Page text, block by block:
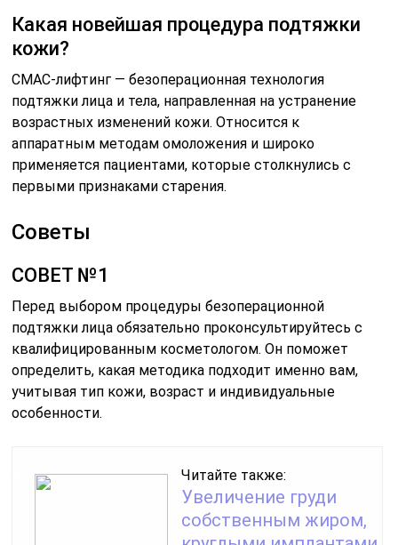
Какая новейшая процедура подтяжки
кожи?
СМАС-лифтинг — безоперационная технология
подтяжки лица и тела, направленная на устранение
возрастных изменений кожи. Относится к
аппаратным методам омоложения и широко
применяется пациентами, которые столкнулись с
первыми признаками старения.
Советы
СОВЕТ №1
Перед выбором процедуры безоперационной
подтяжки лица обязательно проконсультируйтесь с
квалифицированным косметологом. Он поможет
определить, какая методика подходит именно вам,
учитывая тип кожи, возраст и индивидуальные
особенности.
Читайте также:
Увеличение груди
собственным жиром,